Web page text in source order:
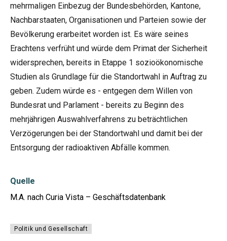
mehrmaligen Einbezug der Bundesbehörden, Kantone,
Nachbarstaaten, Organisationen und Parteien sowie der
Bevölkerung erarbeitet worden ist. Es wäre seines
Erachtens verfrüht und würde dem Primat der Sicherheit
widersprechen, bereits in Etappe 1 sozioökonomische
Studien als Grundlage für die Standortwahl in Auftrag zu
geben. Zudem würde es - entgegen dem Willen von
Bundesrat und Parlament - bereits zu Beginn des
mehrjährigen Auswahlverfahrens zu beträchtlichen
Verzögerungen bei der Standortwahl und damit bei der
Entsorgung der radioaktiven Abfälle kommen.
Quelle
M.A. nach Curia Vista – Geschäftsdatenbank
Politik und Gesellschaft